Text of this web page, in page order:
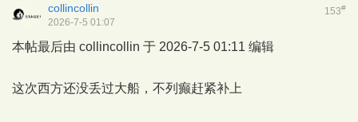
153#
collincollin
2026-7-5 01:07
本帖最后由 collincollin 于 2026-7-5 01:11 编辑
这次西方还没丢过大船，不列癫赶紧补上